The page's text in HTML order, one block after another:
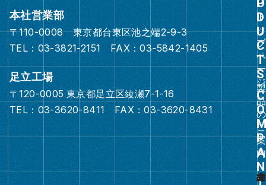
本社営業部
〒110-0008 東京都台東区池之端2-9-3
TEL：03-3821-2151 FAX：03-5842-1405
足立工場
〒120-0005 東京都足立区綾瀬7-1-16
TEL：03-3620-8411 FAX：03-3620-8431
ト
ッ
プ
ペ
ー
ジ
ー
プ
リ
ン
ク
グ
ル
ー
プ
リ
ン
製
品
の
ご
案
内
オ
白
ス
カ
オ
タ
そ
綴